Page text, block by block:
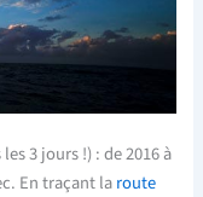
3 jours !) : de 2016 à
En traçant laroute